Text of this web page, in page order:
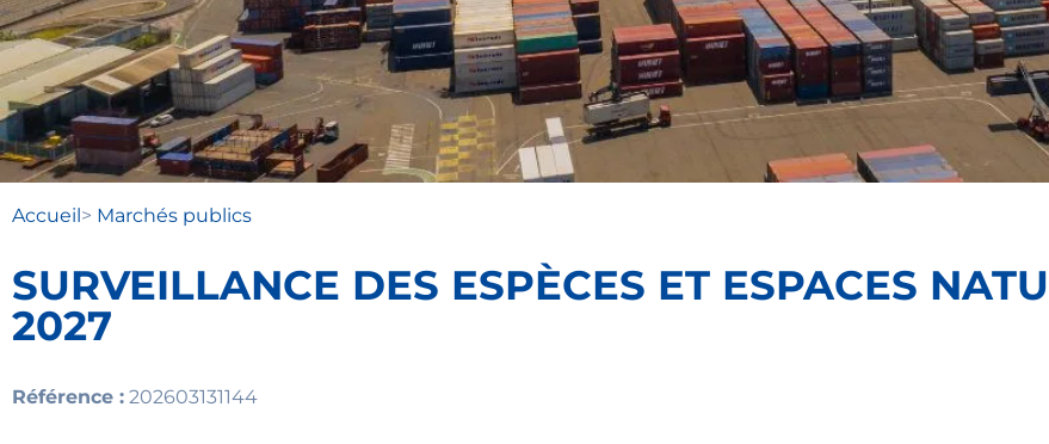
Accueil> Marchés publics
SURVEILLANCE DES ESPÈCES ET ESPACES
2027
Référence : 202603131144